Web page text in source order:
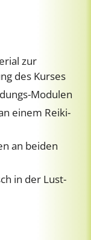
zur
des Kurses
Modulen
einem Reiki-
an beiden
in der Lust-